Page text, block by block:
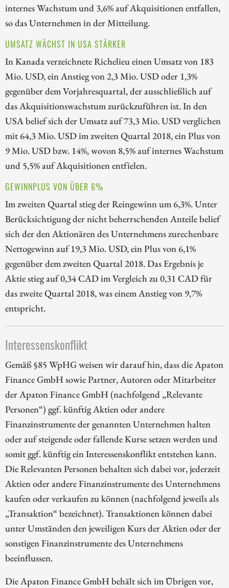
internes Wachstum und 3,6% auf Akquisitionen entfallen,
so das Unternehmen in der Mitteilung.
UMSATZ WÄCHST IN USA STÄRKER
In Kanada verzeichnete Richelieu einen Umsatz von 183
Mio. USD, ein Anstieg von 2,3 Mio. USD oder 1,3%
gegenüber dem Vorjahresquartal, der ausschließlich auf
das Akquisitionswachstum zurückzuführen ist. In den
USA belief sich der Umsatz auf 73,3 Mio. USD verglichen
mit 64,3 Mio. USD im zweiten Quartal 2018, ein Plus von
9 Mio. USD bzw. 14%, wovon 8,5% auf internes Wachstum
und 5,5% auf Akquisitionen entfielen.
GEWINNPLUS VON ÜBER 6%
Im zweiten Quartal stieg der Reingewinn um 6,3%. Unter
Berücksichtigung der nicht beherrschenden Anteile belief
sich der den Aktionären des Unternehmens zurechenbare
Nettogewinn auf 19,3 Mio. USD, ein Plus von 6,1%
gegenüber dem zweiten Quartal 2018. Das Ergebnis je
Aktie stieg auf 0,34 CAD im Vergleich zu 0,31 CAD für
das zweite Quartal 2018, was einem Anstieg von 9,7%
entspricht.
Interessenskonflikt
Gemäß §85 WpHG weisen wir darauf hin, dass die Apaton
Finance GmbH sowie Partner, Autoren oder Mitarbeiter
der Apaton Finance GmbH (nachfolgend „Relevante
Personen“) ggf. künftig Aktien oder andere
Finanzinstrumente der genannten Unternehmen halten
oder auf steigende oder fallende Kurse setzen werden und
somit ggf. künftig ein Interessenskonflikt entstehen kann.
Die Relevanten Personen behalten sich dabei vor, jederzeit
Aktien oder andere Finanzinstrumente des Unternehmens
kaufen oder verkaufen zu können (nachfolgend jeweils als
„Transaktion“ bezeichnet). Transaktionen können dabei
unter Umständen den jeweiligen Kurs der Aktien oder der
sonstigen Finanzinstrumente des Unternehmens
beeinflussen.
Die Apaton Finance GmbH behält sich im Übrigen vor,